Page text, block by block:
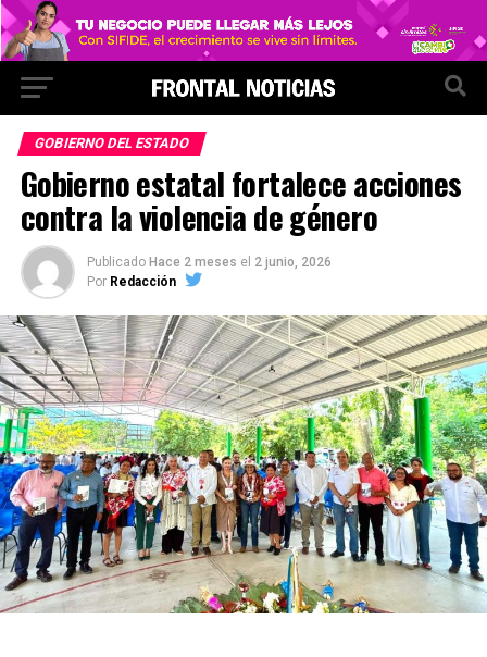
GOBIERNO DEL ESTADO
Gobierno estatal fortalece acciones
contra la violencia de género
Publicado Hace 2 meses el 2 junio, 2026
Por Redacción